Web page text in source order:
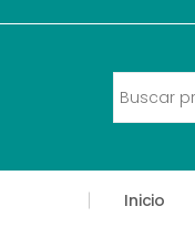
Inicio